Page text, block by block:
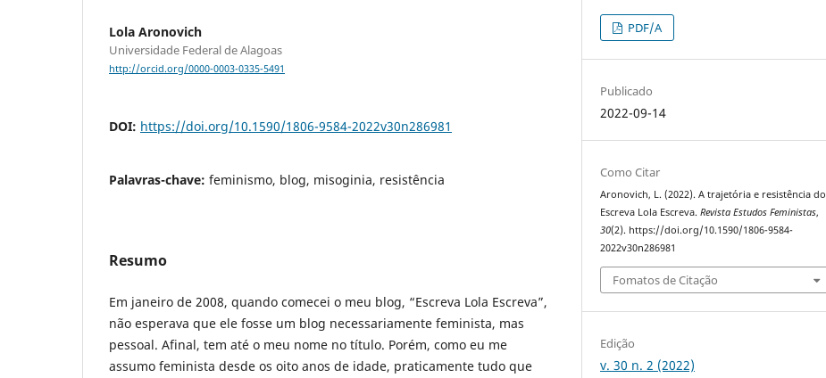
Lola Aronovich
Universidade Federal de Alagoas
http://orcid.org/0000-0003-0335-5491
DOI: https://doi.org/10.1590/1806-9584-2022v30n286981
Palavras-chave: feminismo, blog, misoginia, resistência
Resumo
Em janeiro de 2008, quando comecei o meu blog, “Escreva Lola Escreva”,
não esperava que ele fosse um blog necessariamente feminista, mas
pessoal. Afinal, tem até o meu nome no título. Porém, como eu me
assumo feminista desde os oito anos de idade, praticamente tudo que
PDF/A
Publicado
2022-09-14
Como Citar
Aronovich, L. (2022). A trajetória e resistência do
Escreva Lola Escreva.Revista Estudos Feministas,
30(2). https://doi.org/10.1590/1806-9584-
2022v30n286981
Fomatos de Citação
Edição
v. 30 n. 2 (2022)